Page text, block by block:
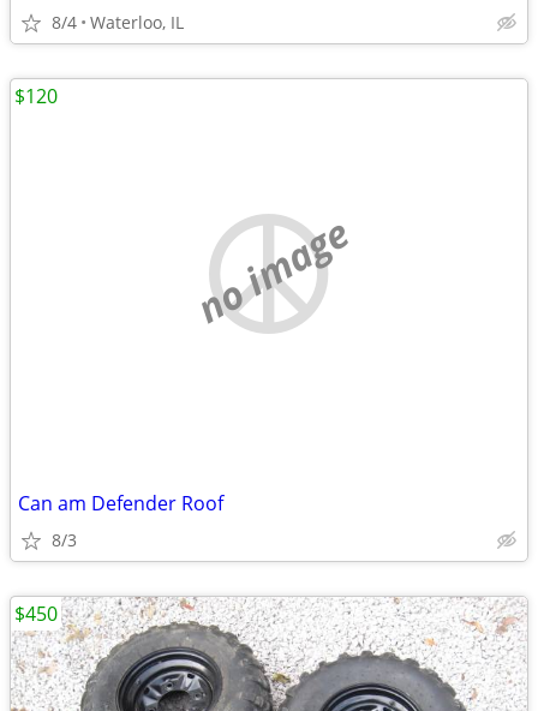
8/4 Waterloo, IL
no image
Can am Defender Roof
8/3
$120
$450